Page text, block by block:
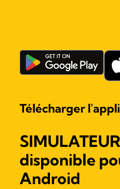
Télécharger
SIMULATEUR
disponible
Android